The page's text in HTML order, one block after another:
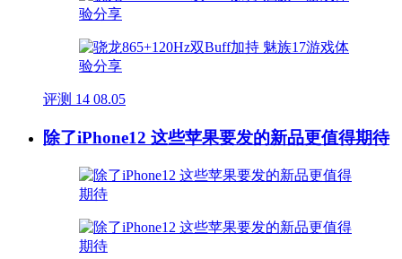
评测 14 08.05
除了iPhone12 这些苹果要发的新品更值得期待